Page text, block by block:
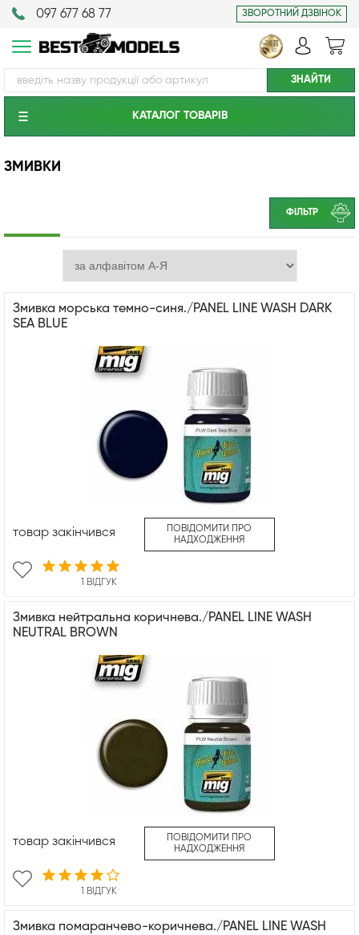
097 677 68 77 ЗВОРОТНИЙ ДЗВІНОК
КАТАЛОГ ТОВАРIВ
ЗМИВКИ
ФІЛЬТР
Змивка морська темно-синя./PANEL LINE WASH DARK
SEA BLUE
1 ВІДГУК
товар закінчився
ПОВІДОМИТИ ПРО
НАДХОДЖЕННЯ
Змивка нейтральна коричнева./PANEL LINE WASH
NEUTRAL BROWN
1 ВІДГУК
товар закінчився
ПОВІДОМИТИ ПРО
НАДХОДЖЕННЯ
Змивка помаранчево-коричнева./PANEL LINE WASH